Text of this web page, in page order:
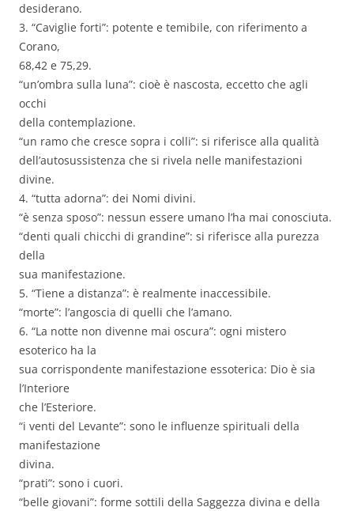
desiderano.
3. “Caviglie forti”: potente e temibile, con riferimento a
Corano,
68,42 e 75,29.
“un’ombra sulla luna”: cioè è nascosta, eccetto che agli
occhi
della contemplazione.
“un ramo che cresce sopra i colli”: si riferisce alla qualità
dell’autosussistenza che si rivela nelle manifestazioni
divine.
4. “tutta adorna”: dei Nomi divini.
“è senza sposo”: nessun essere umano l’ha mai conosciuta.
“denti quali chicchi di grandine”: si riferisce alla purezza
della
sua manifestazione.
5. “Tiene a distanza”: è realmente inaccessibile.
“morte”: l’angoscia di quelli che l’amano.
6. “La notte non divenne mai oscura”: ogni mistero
esoterico ha la
sua corrispondente manifestazione essoterica: Dio è sia
l’Interiore
che l’Esteriore.
“i venti del Levante”: sono le influenze spirituali della
manifestazione
divina.
“prati”: sono i cuori.
“belle giovani”: forme sottili della Saggezza divina e della